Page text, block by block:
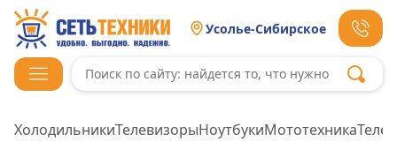
Усолье-Сибирское
ХолодильникиТелевизорыНоутбукиМототехника